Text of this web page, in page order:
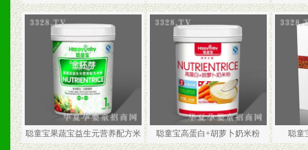
聪童宝果蔬宝益生元营养配方米 聪童宝高蛋白+胡萝卜奶米粉 聪童